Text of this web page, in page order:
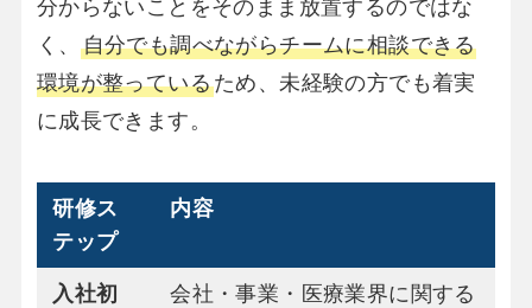
分からないことをそのまま放置するのではな
く、 自分でも調べながらチームに相談できる
環境が整っているため、未経験の方でも着実
に成長できます。
研修ス
テップ
内容
入社初
会社・事業・医療業界に関する